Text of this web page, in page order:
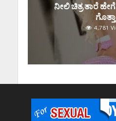
ನೀಲಿ ಚಿತ್ರ ತಾರೆ
4,781